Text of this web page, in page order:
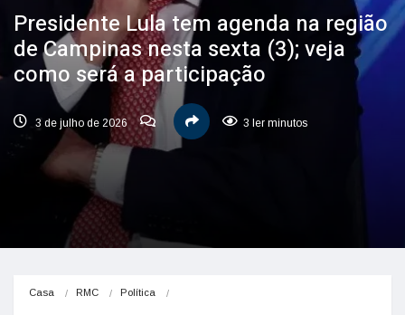
Presidente Lula tem agenda na região
de Campinas nesta sexta (3); veja
como será a participação
3 de julho de 2026 3 ler minutos
Casa RMC Política